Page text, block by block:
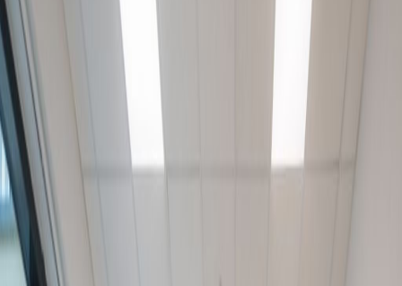
Arany Janos u. 55,
Debrecen 4025, 4025-
ban
A munkahely felszereltsége
24 órás hozzáférés
Város/városközpont